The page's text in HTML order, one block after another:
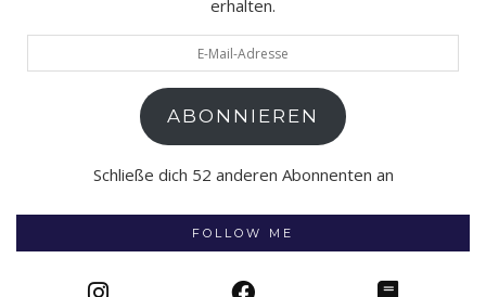
erhalten.
Mail-
ABONNIEREN
Schließe dich 52 anderen Abonnenten an
FOLLOW ME